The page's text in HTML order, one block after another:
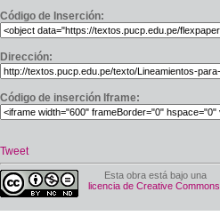
Código de Inserción:
Dirección:
Código de inserción Iframe:
Tweet
Esta obra está bajo una
licencia de Creative Commons